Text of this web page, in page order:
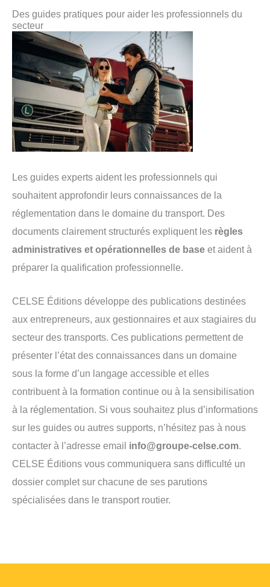
Des guides pratiques pour aider les professionnels du
secteur
Les guides experts aident les professionnels qui
souhaitent approfondir leurs connaissances de la
réglementation dans le domaine du transport. Des
documents clairement structurés expliquent les règles
administratives et opérationnelles de base et aident à
préparer la qualification professionnelle.
CELSE Éditions développe des publications destinées
aux entrepreneurs, aux gestionnaires et aux stagiaires du
secteur des transports. Ces publications permettent de
présenter l’état des connaissances dans un domaine
sous la forme d’un langage accessible et elles
contribuent à la formation continue ou à la sensibilisation
à la réglementation. Si vous souhaitez plus d’informations
sur les guides ou autres supports, n’hésitez pas à nous
contacter à l’adresse email info@groupe-celse.com.
CELSE Éditions vous communiquera sans difficulté un
dossier complet sur chacune de ses parutions
spécialisées dans le transport routier.